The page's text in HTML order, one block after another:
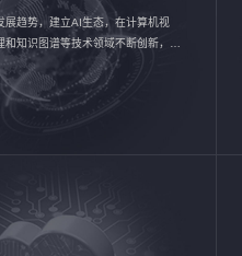
展趋势，建立AI生态，在计算机视
和知识图谱等技术领域不断创新，持
转型加速器—AlphaMind®AI能力开放